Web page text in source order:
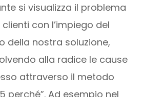
si visualizza il problema
con l’impiego del
della nostra soluzione,
alla radice le cause
attraverso il metodo
perché”. Ad esempio nel